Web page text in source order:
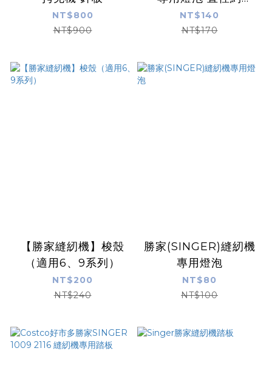
NT$800
NT$900
15mm 白
NT$140
NT$170
【勝家縫紉機】梭殼
（適用6、9系列）
NT$200
NT$240
勝家(SINGER)縫紉機
專用燈泡
NT$80
NT$100